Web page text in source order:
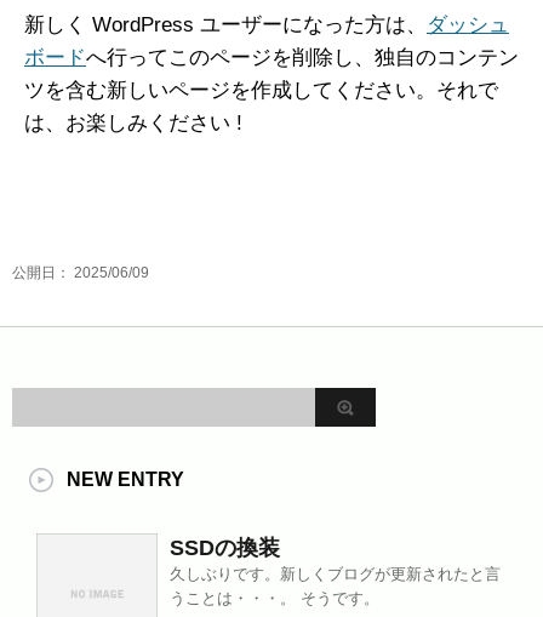
新しく WordPress ユーザーになった方は、
ダッシュ
ボードへ行ってこのページを削除し、独自のコンテン
ツを含む新しいページを作成してください。それで
は、お楽しみください !
公開日： 2025/06/09
NEW ENTRY
SSDの換装
久しぶりです。新しくブログが更新されたと言
うことは・・・。 そうです。